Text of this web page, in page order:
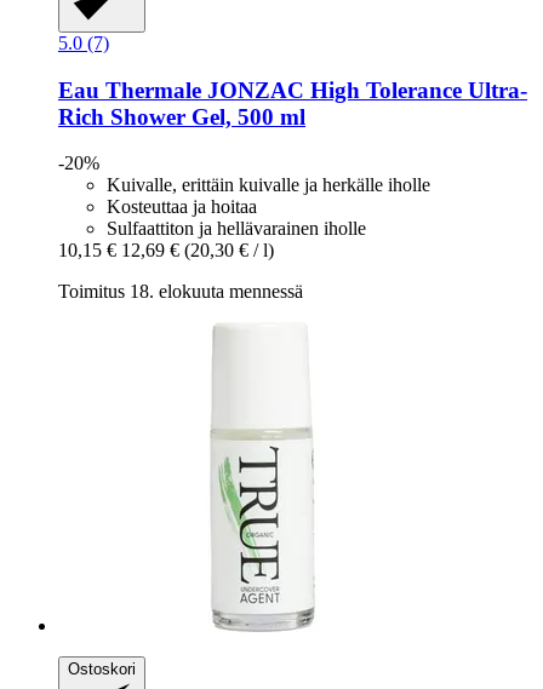
5.0 (7)
Eau Thermale JONZAC High Tolerance Ultra-​
Rich Shower Gel, 500 ml
-20%
Kuivalle, erittäin kuivalle ja herkälle iholle
Kosteuttaa ja hoitaa
Sulfaattiton ja hellävarainen iholle
10,15 € 12,69 € (20,30 € / l)
Toimitus 18. elokuuta mennessä
Ostoskori